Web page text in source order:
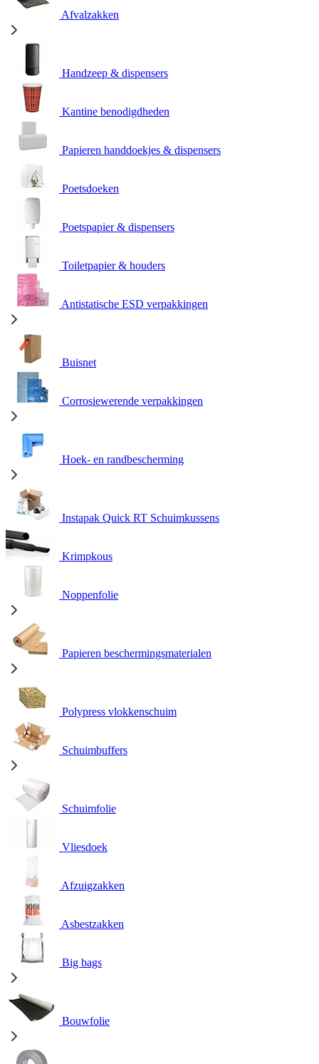
Afvalzakken
Handzeep & dispensers
Kantine benodigdheden
Papieren handdoekjes & dispensers
Poetsdoeken
Poetspapier & dispensers
Toiletpapier & houders
Antistatische ESD verpakkingen
Buisnet
Corrosiewerende verpakkingen
Hoek- en randbescherming
Instapak Quick RT Schuimkussens
Krimpkous
Noppenfolie
Papieren beschermingsmaterialen
Polypress vlokkenschuim
Schuimbuffers
Schuimfolie
Vliesdoek
Afzuigzakken
Asbestzakken
Big bags
Bouwfolie